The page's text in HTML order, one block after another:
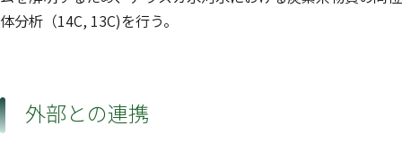
体分析（14C, 13C)を行う。
外部との連携